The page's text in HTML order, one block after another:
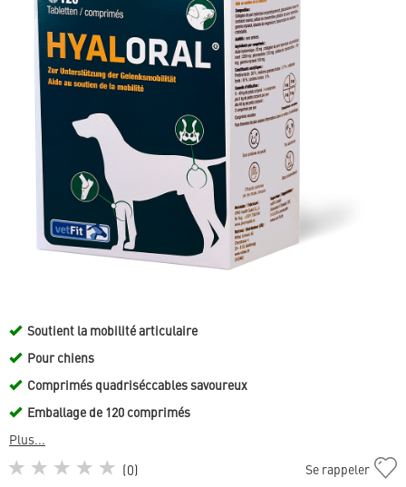
Soutient la mobilité articulaire
Pour chiens
Comprimés quadriséccables savoureux
Emballage de 120 comprimés
Plus...
(0)
Ajouter
Se rappeler